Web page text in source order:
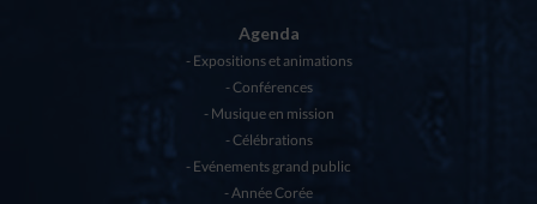
Agenda
Expositions et animations
Conférences
Musique en mission
Célébrations
Evénements grand public
Année Corée